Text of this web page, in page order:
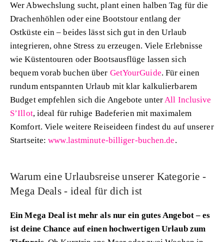
Wer Abwechslung sucht, plant einen halben Tag für die
Drachenhöhlen oder eine Bootstour entlang der
Ostküste ein – beides lässt sich gut in den Urlaub
integrieren, ohne Stress zu erzeugen. Viele Erlebnisse
wie Küstentouren oder Bootsausflüge lassen sich
bequem vorab buchen über GetYourGuide. Für einen
rundum entspannten Urlaub mit klar kalkulierbarem
Budget empfehlen sich die Angebote unter All Inclusive
S’Illot, ideal für ruhige Badeferien mit maximalem
Komfort. Viele weitere Reiseideen findest du auf unserer
Startseite:www.lastminute-billiger-buchen.de.
Warum eine Urlaubsreise unserer Kategorie -
Mega Deals - ideal für dich ist
Ein Mega Deal ist mehr als nur ein gutes Angebot – es
ist deine Chance auf einen hochwertigen Urlaub zum